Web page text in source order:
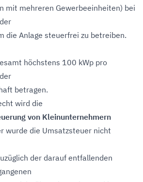
mit mehreren Gewerbeeinheiten) bei
die Anlage steuerfrei zu betreiben.
höchstens 100 kWp pro
betragen.
wird die
von Kleinunternehmern
wurde die Umsatzsteuer nicht
der darauf entfallenden